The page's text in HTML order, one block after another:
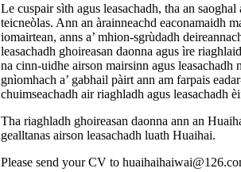
Le cuspair sìth agus leasachadh, tha an
teicneòlas. Ann an àrainneachd eaconamaidh
iomairtean, anns a’ mhion-sgrùdadh
leasachadh ghoireasan daonna agus ìre
na cinn-uidhe airson mairsinn agus leasachadh
gnìomhach a’ gabhail pàirt ann am farpais
chuimseachadh air riaghladh agus leasachadh
Tha riaghladh ghoireasan daonna ann an
gealltanas airson leasachadh luath Huaihai.
Please send your CV to